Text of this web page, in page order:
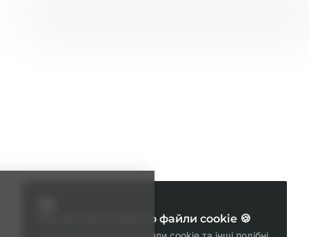
Ми використовуємо файли cookie 🍪